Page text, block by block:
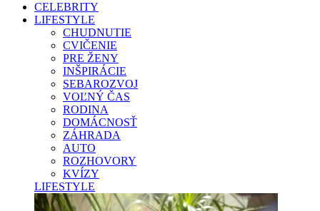
CELEBRITY
LIFESTYLE
CHUDNUTIE
CVIČENIE
PRE ŽENY
INŠPIRÁCIE
SEBAROZVOJ
VOĽNÝ ČAS
RODINA
DOMÁCNOSŤ
ZÁHRADA
AUTO
ROZHOVORY
KVÍZY
LIFESTYLE